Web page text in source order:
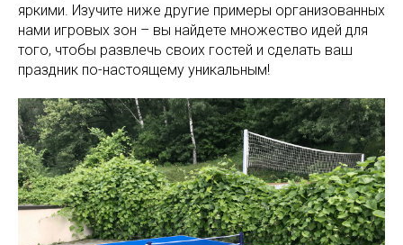
яркими. Изучите ниже другие примеры организованных
нами игровых зон – вы найдете множество идей для
того, чтобы развлечь своих гостей и сделать ваш
праздник по-настоящему уникальным!